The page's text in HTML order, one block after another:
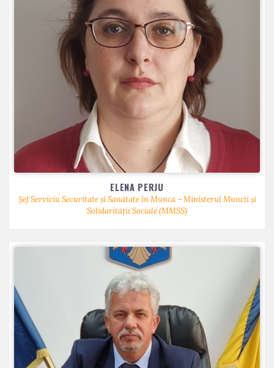
ELENA PERJU
Șef Serviciu Securitate și Sănătate în Muncă – Ministerul Muncii și
Solidarității Sociale (MMSS)